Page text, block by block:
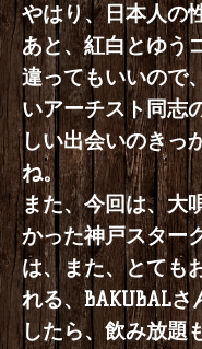
やはり、日本人の
あと、紅白とゆう
違ってもいいので
いアーチスト同志
しい出会いのきっ
ね。
また、今回は、大
かった神戸スター
は、また、とても
れる、BAKUBAL
したら、飲み放題